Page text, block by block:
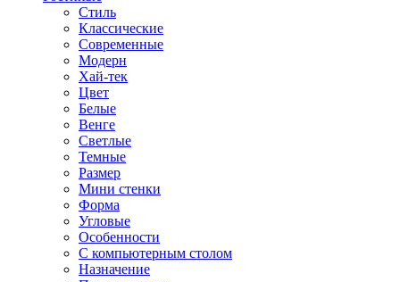
Стиль
Классические
Современные
Модерн
Хай-тек
Цвет
Белые
Венге
Светлые
Темные
Размер
Мини стенки
Форма
Угловые
Особенности
С компьютерным столом
Назначение